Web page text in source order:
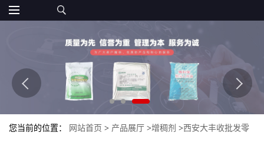
您当前的位置： 网站首页 > 产品展厅 >增稠剂 >西安大丰收批发零